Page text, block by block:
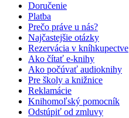
Doručenie
Platba
Prečo práve u nás?
Najčastejšie otázky
Rezervácia v kníhkupectve
Ako čítať e-knihy
Ako počúvať audioknihy
Pre školy a knižnice
Reklamácie
Knihomoľský pomocník
Odstúpiť od zmluvy